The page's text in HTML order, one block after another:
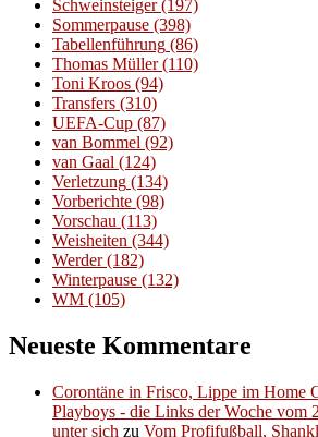
Schweinsteiger(197)
Sommerpause (398)
Tabellenführung (86)
Thomas Müller(110)
Toni Kroos (94)
Transfers (310)
UEFA-Cup (87)
van Bommel (92)
van Gaal (124)
Verletzung (134)
Vorberichte (98)
Vorschau (113)
Weisheiten (344)
Werder(182)
Winterpause (132)
WM (105)
Neueste Kommentare
Corontäne in Frisco, Lippe im Home
Playboys - die Links der Woche vom
unter sich zu Vom Profifußball,